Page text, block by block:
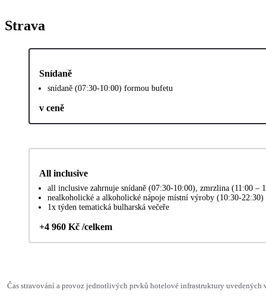
Strava
Snídaně
snídaně (07:30-10:00) formou bufetu
v ceně
All inclusive
all inclusive zahrnuje snídaně (07:30-10:00), zmrzlina (11:00
nealkoholické a alkoholické nápoje místní výroby (10:30-22:30)
1x týden tematická bulharská večeře
+4 960 Kč /celkem
Čas stravování a provoz jednotlivých prvků hotelové infrastruktury uvedených